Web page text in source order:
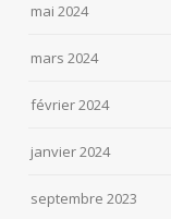
mai 2024
mars 2024
février 2024
janvier 2024
septembre 2023